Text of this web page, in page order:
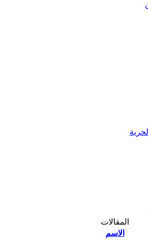
المقالات
الاسم